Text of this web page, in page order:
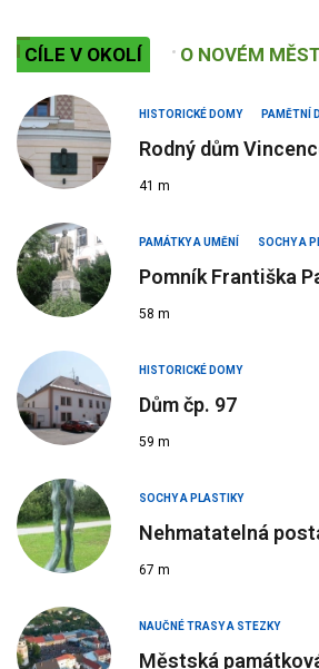
CÍLE V OKOLÍ O NOVÉM
HISTORICKÉ DOMY PAMĚTNÍ
Rodný dům
41 m
PAMÁTKY A UMĚNÍ SOCHY A
Pomník Františka
58 m
HISTORICKÉ DOMY
Dům čp. 97
59 m
SOCHY A PLASTIKY
Nehmatatelná
67 m
NAUČNÉ TRASY A STEZKY
Městská